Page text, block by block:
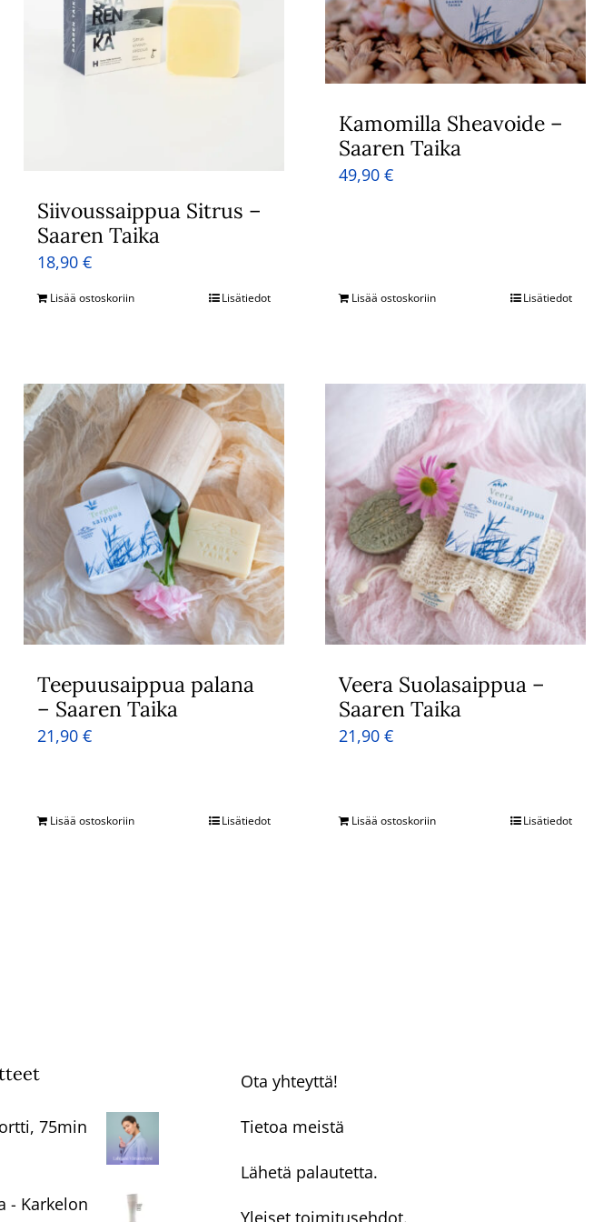
Siivoussaippua Sitrus –
Saaren Taika
18,90 €
Lisää ostoskoriin Lisätiedot
Kamomilla Sheavoide –
Saaren Taika
49,90 €
Lisää ostoskoriin Lisätiedot
Teepuusaippua palana
– Saaren Taika
21,90 €
Lisää ostoskoriin Lisätiedot
Veera Suolasaippua –
Saaren Taika
21,90 €
Lisää ostoskoriin Lisätiedot
75min
- Karkelon
Ota yhteyttä!
Tietoa meistä
Lähetä palautetta.
Yleiset toimitusehdot.